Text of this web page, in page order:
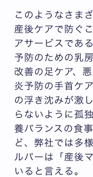
このようなさま
産後ケアで防ぐ
アサービスであ
予防のための乳
改善の足ケア、
炎予防の手首ケ
の浮き沈みが激
らないように孤
養バランスの食
ど、弊社では多
ルパーは「産後
いると言える。